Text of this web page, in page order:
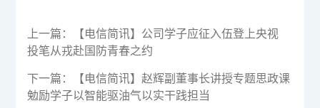
上一篇：
【电信简讯】公司学子应征入伍登上央视
投笔从戎赴国防青春之约
下一篇：
【电信简讯】赵辉副董事长讲授专题思政课
勉励学子以智能驱油气以实干践担当